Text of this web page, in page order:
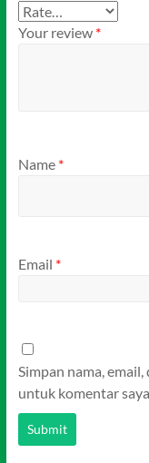
Your review *
Name *
Email *
Simpan nama,
untuk komentar